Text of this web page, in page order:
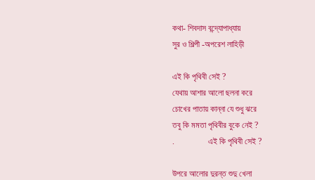
কথা- শিবদাস বন্দ্যোপাধ্যায়
সুর ও শিল্পী -অপরেশ লাহিড়ী
এই কি পৃথিবী সেই ?
যেথায় আশার আলো ছলনা করে
চোখের পাতায় কান্না যে শুধু ঝরে
তবু কি মমতা পৃথিবীর বুকে নেই ?
. এই কি পৃথিবী সেই ?
উপরে আলোর দুরন্ত শুদু খেলা